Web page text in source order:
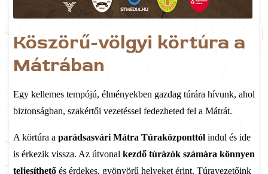
Köszörű-völgyi körtúra a
Mátrában
Egy kellemes tempójú, élményekben gazdag túrára hívunk, ahol
biztonságban, szakértői vezetéssel fedezheted fel a Mátrát.
A körtúra a parádsasvári Mátra Túraközponttól indul és ide
is érkezik vissza. Az útvonal kezdő túrázók számára könnyen
teljesíthető és érdekes, gyönyörű helyeket érint. Túravezetőink